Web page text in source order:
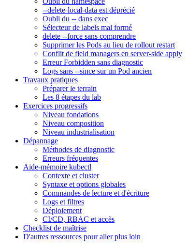
--delete-local-data est déprécié
Oubli du -- dans exec
Sélecteur de labels mal formé
delete --force sans comprendre
Supprimer les Pods au lieu de rollout restart
Conflit de field managers en server-side apply
Erreur Forbidden sans diagnostic
Logs sans --since sur un Pod ancien
Travaux pratiques
Préparer le terrain
Les 8 étapes du lab
Exercices progressifs
Niveau fondations
Niveau composition
Niveau industrialisation
Dépannage
Méthodes de diagnostic
Erreurs fréquentes
Aide-mémoire kubectl
Contexte et cluster
Syntaxe et options globales
Commandes de lecture et d'écriture
Logs et filtres
Déploiement
CI/CD, RBAC et accès
Checklist de maîtrise
D'autres ressources pour aller plus loin